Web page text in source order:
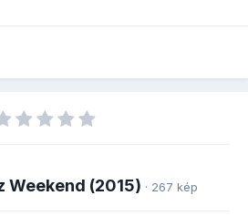
Weekend (2015) · 267 kép